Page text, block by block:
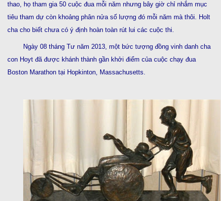
thao, họ tham gia 50 cuộc đua mỗi năm nhưng bây giờ chỉ nhắm mục
tiêu tham dự còn khoảng phân nửa số lượng đó mỗi năm mà thôi. Holt
cha cho biết chưa có ý định hoàn toàn rút lui các cuộc thi.
Ngày 08 tháng Tư năm 2013, một bức tượng đồng vinh danh cha
con Hoyt đã được khánh thành gần khởi điểm của cuộc chạy đua
Boston Marathon tại Hopkinton, Massachusetts.